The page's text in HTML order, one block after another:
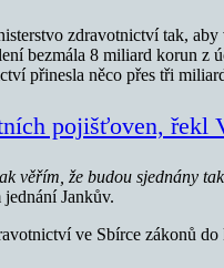
zdravotnictví tak,
bezmála 8 miliard korun
přinesla něco přes tři
pojišťoven, řekl
věřím, že budou
Jankův.
ve Sbírce zákonů